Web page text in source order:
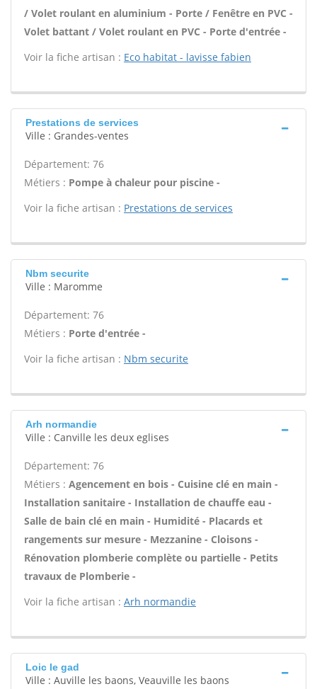
/ Volet roulant en aluminium - Porte / Fenêtre en PVC -
Volet battant / Volet roulant en PVC - Porte d'entrée -
Voir la fiche artisan : Eco habitat - lavisse fabien
Prestations de services
Ville : Grandes-ventes
Département: 76
Métiers : Pompe à chaleur pour piscine -
Voir la fiche artisan : Prestations de services
Nbm securite
Ville : Maromme
Département: 76
Métiers : Porte d'entrée -
Voir la fiche artisan : Nbm securite
Arh normandie
Ville : Canville les deux eglises
Département: 76
Métiers : Agencement en bois - Cuisine clé en main -
Installation sanitaire - Installation de chauffe eau -
Salle de bain clé en main - Humidité - Placards et
rangements sur mesure - Mezzanine - Cloisons -
Rénovation plomberie complète ou partielle - Petits
travaux de Plomberie -
Voir la fiche artisan : Arh normandie
Loic le gad
Ville : Auville les baons, Veauville les baons